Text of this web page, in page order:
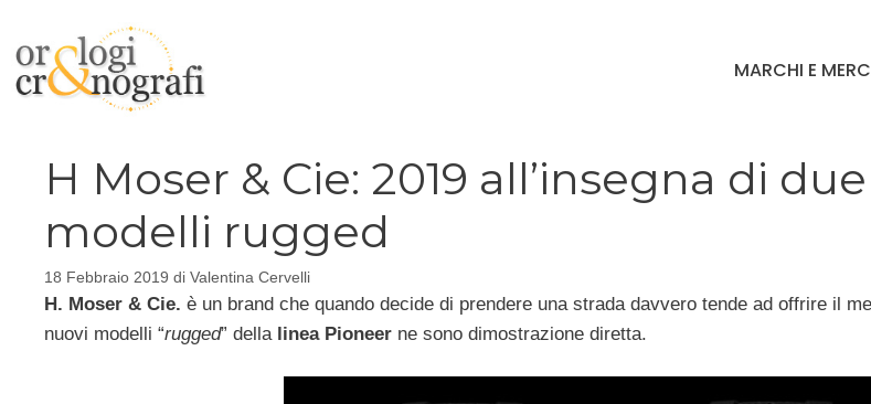
contenuto
MARCHI E
H Moser & Cie: 2019 all’insegna di
modelli rugged
18 Febbraio 2019 di Valentina Cervelli
H. Moser & Cie. è un brand che quando decide di prendere una strada davvero tende ad offrire il
nuovi modelli “rugged” della linea Pioneer ne sono dimostrazione diretta.